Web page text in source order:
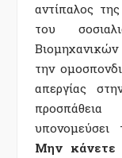
αντίπαλος
του
την
απεργίας
Μην κάνετε